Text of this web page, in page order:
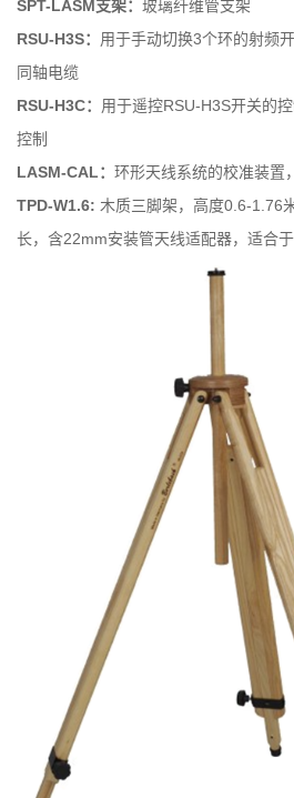
SPT-LASM支架： 玻璃纤维管支架
RSU-H3S： 用于手动切换3个环的射频
同轴电缆
RSU-H3C： 用于遥控RSU-H3S开关的
控制
LASM-CAL： 环形天线系统的校准装置
TPD-W1.6: 木质三脚架，高度0.6-1.76
长，含22mm安装管天线适配器，适合